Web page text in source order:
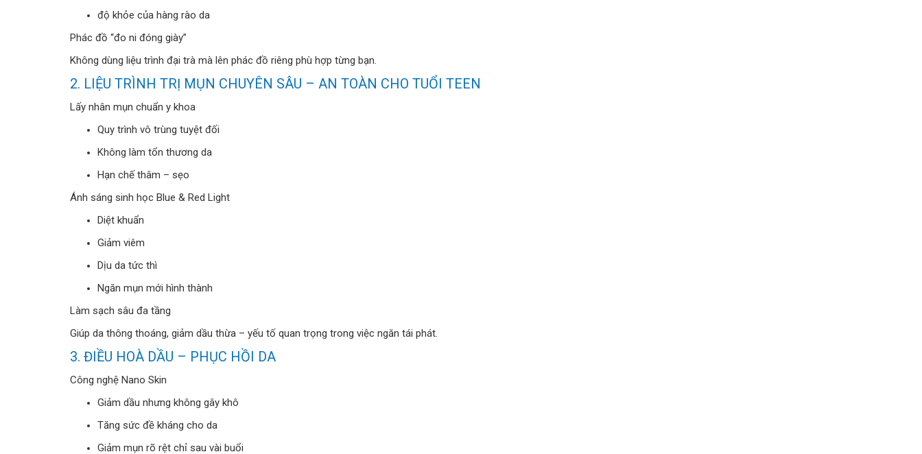
độ khỏe của hàng rào da
Phác đồ “đo ni đóng giày”
Không dùng liệu trình đại trà mà lên phác đồ riêng phù hợp từng bạn.
2. LIỆU TRÌNH TRỊ MỤN CHUYÊN SÂU – AN TOÀN CHO TUỔI TEEN
Lấy nhân mụn chuẩn y khoa
Quy trình vô trùng tuyệt đối
Không làm tổn thương da
Hạn chế thâm – sẹo
Ánh sáng sinh học Blue & Red Light
Diệt khuẩn
Giảm viêm
Dịu da tức thì
Ngăn mụn mới hình thành
Làm sạch sâu đa tầng
Giúp da thông thoáng, giảm dầu thừa – yếu tố quan trọng trong việc ngăn tái phát.
3. ĐIỀU HOÀ DẦU – PHỤC HỒI DA
Công nghệ Nano Skin
Giảm dầu nhưng không gây khô
Tăng sức đề kháng cho da
Giảm mụn rõ rệt chỉ sau vài buổi